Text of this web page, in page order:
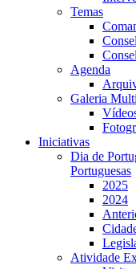
Temas
Agenda
Galeria
Iniciativas
Dia de
Portuguesas
2025
2024
Atividade